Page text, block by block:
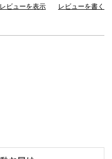
レビューを表示 レビューを書く